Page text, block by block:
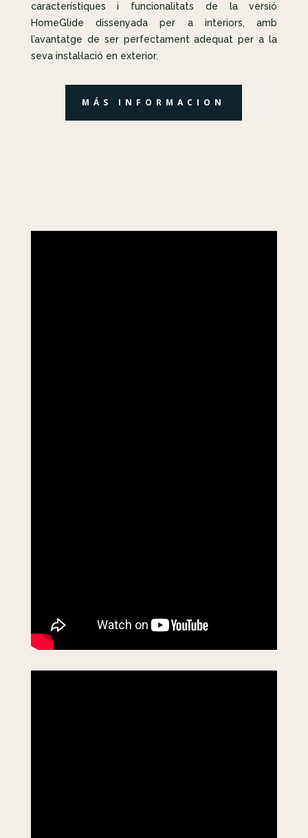
característiques i funcionalitats de la versió
HomeGlide dissenyada per a interiors, amb
l’avantatge de ser perfectament adequat per a la
seva instal·lació en exterior.
MÁS INFORMACION